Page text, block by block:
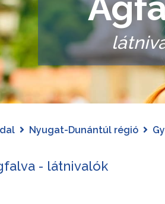
Nyugat-Dunántúl régió
- látnivalók